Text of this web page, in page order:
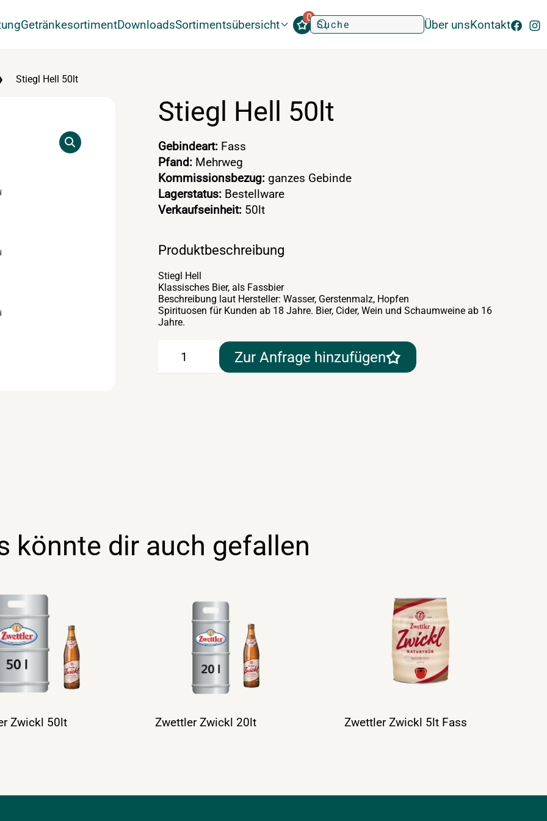
GetränkesortimentDownloadsSortimentsübersicht
0
Über unsKontakt
Stiegl Hell 50lt
Stiegl Hell 50lt
Gebindeart: Fass
Pfand: Mehrweg
Kommissionsbezug: ganzes Gebinde
Lagerstatus: Bestellware
Verkaufseinheit: 50lt
Produktbeschreibung
Stiegl Hell
Klassisches Bier, als Fassbier
Beschreibung laut Hersteller: Wasser, Gerstenmalz, Hopfen
Spirituosen für Kunden ab 18 Jahre. Bier, Cider, Wein und Schaumweine ab 16
Jahre.
Zur Anfrage hinzufügen
könnte dir auch gefallen
Zwickl 50lt Zwettler Zwickl 20lt Zwettler Zwickl 5lt Fass